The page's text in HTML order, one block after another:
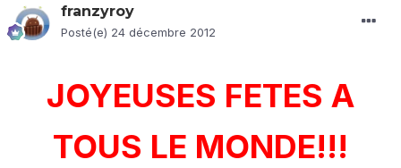
franzyroy
Posté(e) 24 décembre 2012
JOYEUSES FETES A
TOUS LE MONDE!!!